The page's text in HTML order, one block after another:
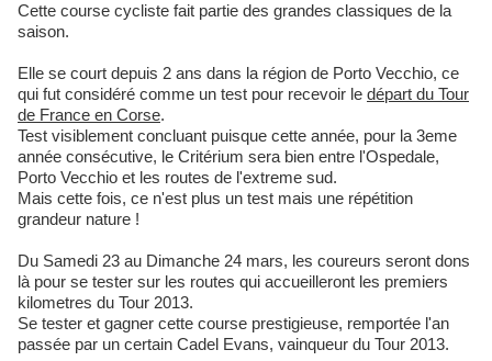
Cette course cycliste fait partie des grandes classiques de la
saison.
Elle se court depuis 2 ans dans la région de Porto Vecchio, ce
qui fut considéré comme un test pour recevoir le départ du Tour
de France en Corse.
Test visiblement concluant puisque cette année, pour la 3eme
année consécutive, le Critérium sera bien entre l'Ospedale,
Porto Vecchio et les routes de l'extreme sud.
Mais cette fois, ce n'est plus un test mais une répétition
grandeur nature !
Du Samedi 23 au Dimanche 24 mars, les coureurs seront dons
là pour se tester sur les routes qui accueilleront les premiers
kilometres du Tour 2013.
Se tester et gagner cette course prestigieuse, remportée l'an
passée par un certain Cadel Evans, vainqueur du Tour 2013.